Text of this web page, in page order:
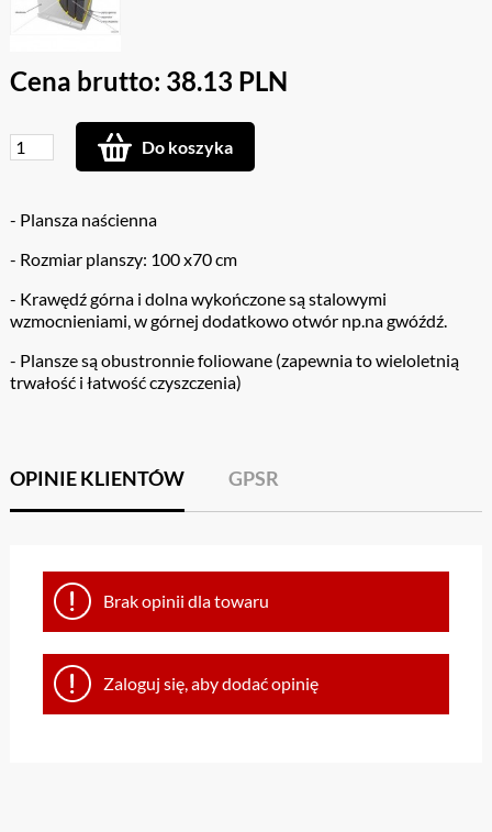
Cena brutto: 38.13 PLN
Do koszyka
- Plansza naścienna
- Rozmiar planszy: 100 x70 cm
- Krawędź górna i dolna wykończone są stalowymi
wzmocnieniami, w górnej dodatkowo otwór np.na gwóźdź.
- Plansze są obustronnie foliowane (zapewnia to wieloletnią
trwałość i łatwość czyszczenia)
OPINIE KLIENTÓW GPSR
Brak opinii dla towaru
Zaloguj się, aby dodać opinię